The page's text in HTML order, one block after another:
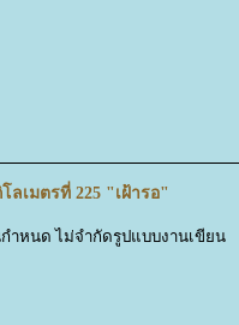
เมตรที่ 225 "เฝ้ารอ"
ำหนด ไม่จำกัดรูปแบบงานเขียน